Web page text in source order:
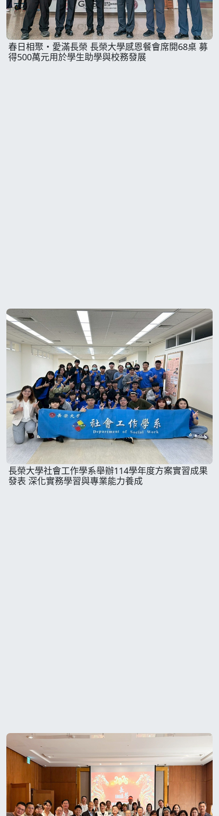
春日相聚・愛滿長榮 長榮大學感恩餐會席開68桌 募
得500萬元用於學生助學與校務發展
長榮大學社會工作學系舉辦114學年度方案實習成果
發表 深化實務學習與專業能力養成